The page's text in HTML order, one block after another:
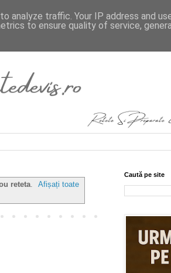
reteta.
Afișați toate
Caută pe site
analyze traffic. Your IP address and
to ensure quality of service,